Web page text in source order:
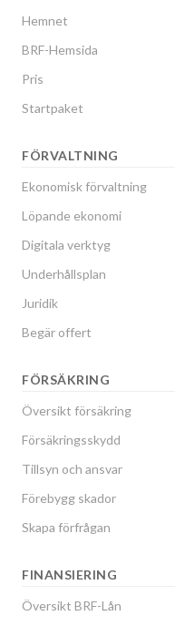
Hemnet
BRF-Hemsida
Pris
Startpaket
FÖRVALTNING
Ekonomisk förvaltning
Löpande ekonomi
Digitala verktyg
Underhållsplan
Juridik
Begär offert
FÖRSÄKRING
Översikt försäkring
Försäkringsskydd
Tillsyn och ansvar
Förebygg skador
Skapa förfrågan
FINANSIERING
Översikt BRF-Lån